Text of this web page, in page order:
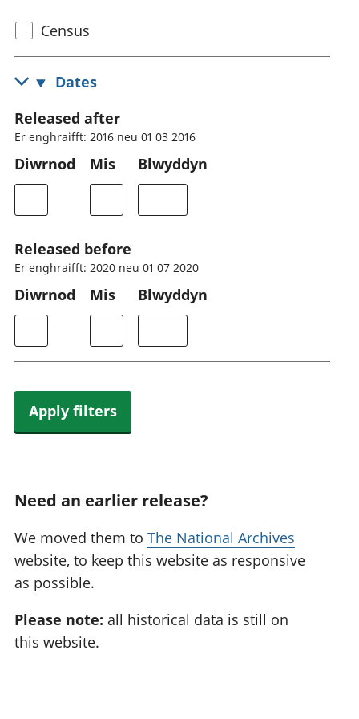
Select
census
topic
Census
Dates
Released after
Er enghraifft: 2016 neu 01 03 2016
Diwrnod Mis Blwyddyn
Released before
Er enghraifft: 2020 neu 01 07 2020
Diwrnod Mis Blwyddyn
Apply filters
Need an earlier release?
We moved them to The National Archives
website, to keep this website as responsive
as possible.
Please note: all historical data is still on
this website.